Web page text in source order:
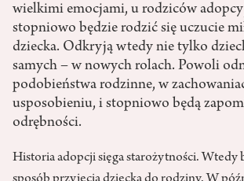
wielkimi emocjami, u rodziców
stopniowo będzie rodzić się uczucie
dziecka. Odkryją wtedy nie tylko
samych – w nowych rolach. Powoli
podobieństwa rodzinne, w
usposobieniu, i stopniowo będą
odrębności.
Historia adopcji sięga starożytności. Wtedy